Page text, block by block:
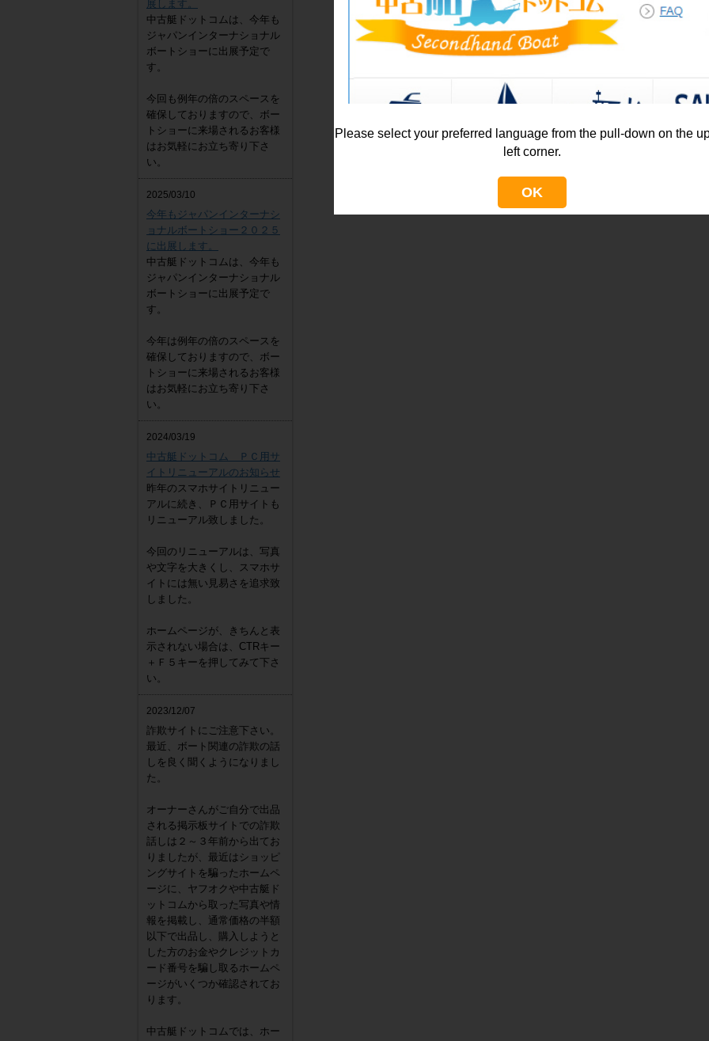
展します。
中古艇ドットコムは、今年も
ジャパンインターナショナル
ボートショーに出展予定で
す。
今回も例年の倍のスペースを
確保しておりますので、ボー
トショーに来場されるお客様
はお気軽にお立ち寄り下さ
い。
2025/03/10
今年もジャパンインターナシ
ョナルボートショー２０２５
に出展します。
中古艇ドットコムは、今年も
ジャパンインターナショナル
ボートショーに出展予定で
す。
今年は例年の倍のスペースを
確保しておりますので、ボー
トショーに来場されるお客様
はお気軽にお立ち寄り下さ
い。
2024/03/19
中古艇ドットコム ＰＣ用サ
イトリニューアルのお知らせ
昨年のスマホサイトリニュー
アルに続き、ＰＣ用サイトも
リニューアル致しました。
今回のリニューアルは、写真
や文字を大きくし、スマホサ
イトには無い見易さを追求致
しました。
ホームページが、きちんと表
示されない場合は、CTRキー
＋Ｆ５キーを押してみて下さ
い。
2023/12/07
詐欺サイトにご注意下さい。
最近、ボート関連の詐欺の話
しを良く聞くようになりまし
た。
オーナーさんがご自分で出品
される掲示板サイトでの詐欺
話しは２～３年前から出てお
りましたが、最近はショッピ
ングサイトを騙ったホームペ
ージに、ヤフオクや中古艇ド
ットコムから取った写真や情
報を掲載し、通常価格の半額
以下で出品し、購入しようと
した方のお金やクレジットカ
ード番号を騙し取るホームペ
ージがいくつか確認されてお
ります。
中古艇ドットコムでは、ホー
Please select your preferred language from the pull-down on the
left corner.
OK